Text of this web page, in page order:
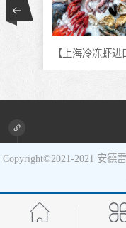
【上海冷冻虾进
Copyright©2021-2021 安德